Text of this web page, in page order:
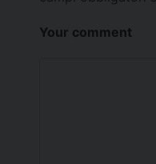
Your comment